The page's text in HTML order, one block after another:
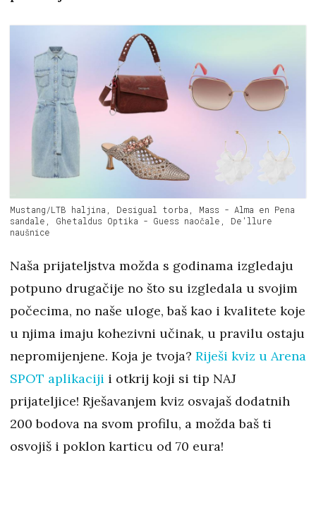
Mustang/LTB haljina, Desigual torba, Mass - Alma en Pena
sandale, Ghetaldus Optika - Guess naočale, De'llure
naušnice
Naša prijateljstva možda s godinama izgledaju
potpuno drugačije no što su izgledala u svojim
počecima, no naše uloge, baš kao i kvalitete koje
u njima imaju kohezivni učinak, u pravilu ostaju
nepromijenjene. Koja je tvoja? Riješi kviz u Arena
SPOT aplikaciji i otkrij koji si tip NAJ
prijateljice! Rješavanjem kviz osvajaš dodatnih
200 bodova na svom profilu, a možda baš ti
osvojiš i poklon karticu od 70 eura!